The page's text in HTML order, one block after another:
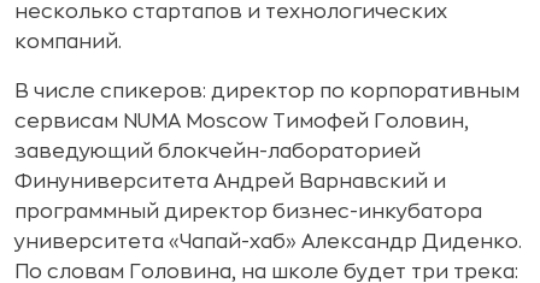
несколько стартапов и технологических
компаний.
В числе спикеров: директор по корпоративным
сервисам NUMA Moscow Тимофей Головин,
заведующий блокчейн-лабораторией
Финуниверситета Андрей Варнавский и
программный директор бизнес-инкубатора
университета «Чапай-хаб» Александр Диденко.
По словам Головина, на школе будет три трека: